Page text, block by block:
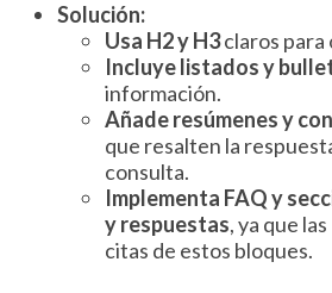
Solución:
Usa H2 y H3claros para
Incluye listados y
información.
Añade resúmenes y
que resalten la
consulta.
Implementa FAQ y
y respuestas, ya que
citas de estos bloques.